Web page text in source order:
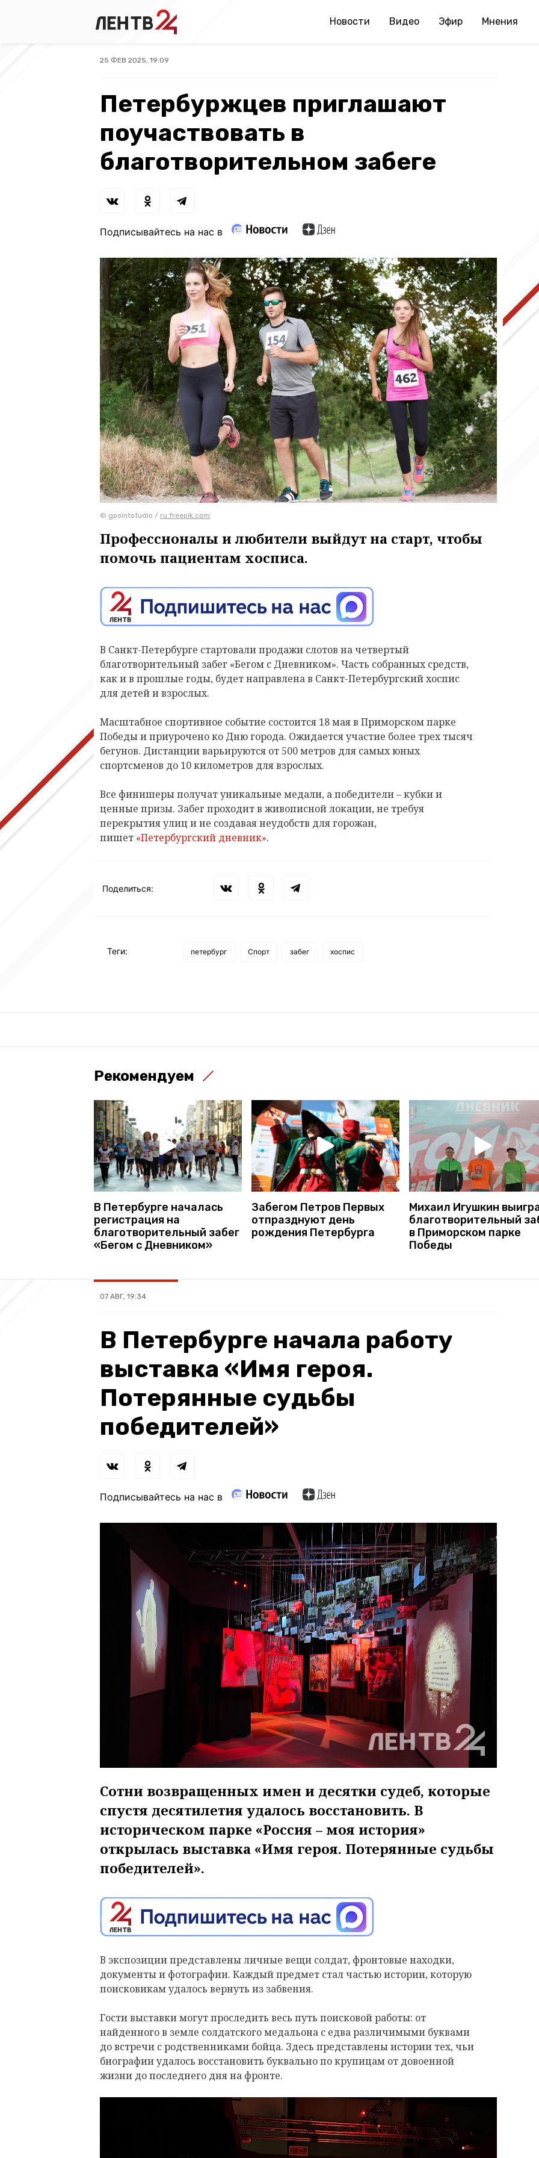
Новости Видео Эфир Мнения
25 ФЕВ 2025, 19:09
Петербуржцев приглашают
поучаствовать в
благотворительном забеге
Подписывайтесь на нас в
© gpointstudio / ru.freepik.com
Профессионалы и любители выйдут на старт, чтобы
помочь пациентам хосписа.
В Санкт-Петербурге стартовали продажи слотов на четвертый
благотворительный забег «Бегом с Дневником». Часть собранных средств,
как и в прошлые годы, будет направлена в Санкт-Петербургский хоспис
для детей и взрослых.
Масштабное спортивное событие состоится 18 мая в Приморском парке
Победы и приурочено ко Дню города. Ожидается участие более трех тысяч
бегунов. Дистанции варьируются от 500 метров для самых юных
спортсменов до 10 километров для взрослых.
Все финишеры получат уникальные медали, а победители – кубки и
ценные призы. Забег проходит в живописной локации, не требуя
перекрытия улиц и не создавая неудобств для горожан,
пишет «Петербургский дневник».
Поделиться:
Теги: петербург Спорт забег хоспис
Рекомендуем
В Петербурге началась
регистрация на
благотворительный забег
«Бегом с Дневником»
Забегом Петров Первых
отпразднуют день
рождения Петербурга
Михаил Игушкин
благотворительный
в Приморском парке
Победы
07 АВГ, 19:34
В Петербурге начала работу
выставка «Имя героя.
Потерянные судьбы
победителей»
Подписывайтесь на нас в
Сотни возвращенных имен и десятки судеб, которые
спустя десятилетия удалось восстановить. В
историческом парке «Россия – моя история»
открылась выставка «Имя героя. Потерянные судьбы
победителей».
В экспозиции представлены личные вещи солдат, фронтовые находки,
документы и фотографии. Каждый предмет стал частью истории, которую
поисковикам удалось вернуть из забвения.
Гости выставки могут проследить весь путь поисковой работы: от
найденного в земле солдатского медальона с едва различимыми буквами
до встречи с родственниками бойца. Здесь представлены истории тех, чьи
биографии удалось восстановить буквально по крупицам от довоенной
жизни до последнего дня на фронте.